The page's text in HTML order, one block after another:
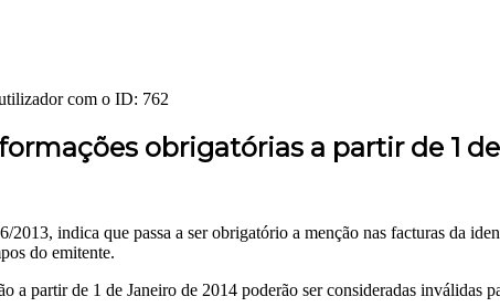
com o ID: 762
obrigatórias a partir de 1
indica que passa a ser obrigatório a menção nas facturas da
do emitente.
a partir de 1 de Janeiro de 2014 poderão ser consideradas inválidas